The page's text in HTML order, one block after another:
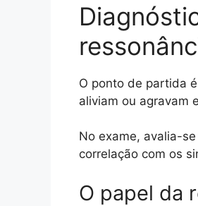
O ponto de partida
aliviam ou agravam
No exame, avalia-se
correlação com os
O papel da